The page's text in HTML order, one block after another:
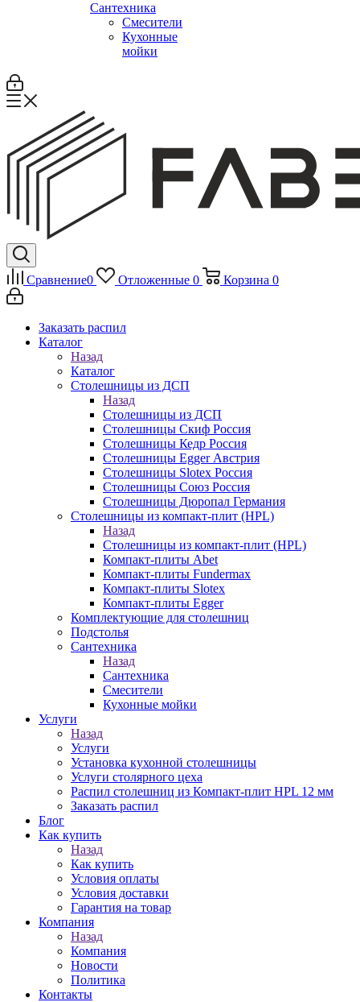
Сантехника
Смесители
Кухонные
мойки
Сравнение0 Отложенные 0 Корзина 0
Заказать распил
Каталог
Назад
Каталог
Столешницы из ДСП
Назад
Столешницы из ДСП
Столешницы Скиф Россия
Столешницы Кедр Россия
Столешницы Egger Австрия
Столешницы Slotex Россия
Столешницы Союз Россия
Столешницы Дюропал Германия
Столешницы из компакт-плит (HPL)
Назад
Столешницы из компакт-плит (HPL)
Компакт-плиты Abet
Компакт-плиты Fundermax
Компакт-плиты Slotex
Компакт-плиты Egger
Комплектующие для столешниц
Подстолья
Сантехника
Назад
Сантехника
Смесители
Кухонные мойки
Услуги
Назад
Услуги
Установка кухонной столешницы
Услуги столярного цеха
Распил столешниц из Компакт-плит HPL 12 мм
Заказать распил
Блог
Как купить
Назад
Как купить
Условия оплаты
Условия доставки
Гарантия на товар
Компания
Назад
Компания
Новости
Политика
Контакты